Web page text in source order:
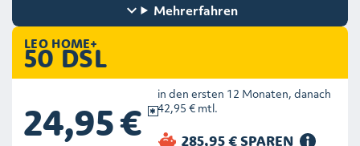
LEO HOME+
50 DSL
24,95 €
in den ersten 12 Monaten, danach
42,95 € mtl.
Mehrerfahren